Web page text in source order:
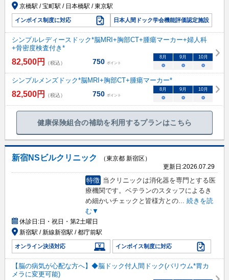
京橋駅 / 宝町駅 / 日本橋駅 / 東京駅
インボイス制度に対応 日本人間ドック学会機能評価認定施設
シンプルレディースドック*脳MRI+胸部CT+腫瘍マーカー+婦人科
+骨密度検査付き*
82,500円 （税込） 750 ポイント
8月 9月 10月
○ ○ ○
シンプルメンズドック*脳MRI+胸部CT+腫瘍マーカー*
82,500円 （税込） 750 ポイント
8月 9月 10月
○ ○ ○
健康保険組合の補助を利用するプランはこちら
新宿NSビルクリニック
（東京都 新宿区）
更新日:2026.07.29
特徴 当クリニックは消化器を専門とする医
療機関です。ベテランのスタッフによるき
め細かいチェックと皆様方との... 続きを読
む▼
休診日:日・祝日・第2土曜日
新宿駅 / 新線新宿駅 / 都庁前駅
オンライン決済対応 インボイス制度に対応
【脳の病気が心配な方へ】◆脳ドック付人間ドック(バリウム*胃カ
メラに変更可能)